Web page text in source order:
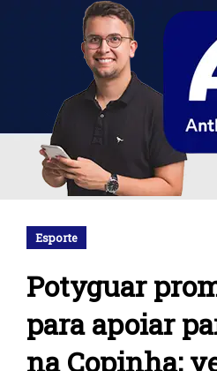
Esporte
Potyguar
para apoiar
na Copinha;